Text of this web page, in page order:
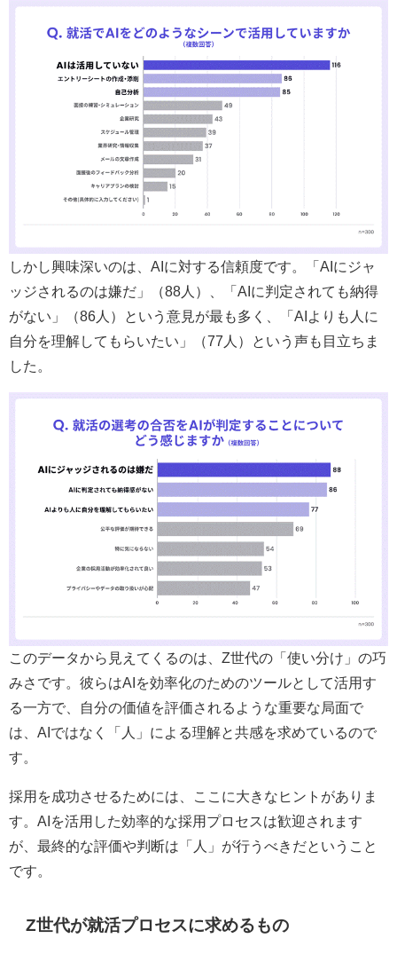
しかし興味深いのは、AIに対する信頼度です。「AIにジャ
ッジされるのは嫌だ」（88人）、「AIに判定されても納得
がない」（86人）という意見が最も多く、「AIよりも人に
自分を理解してもらいたい」（77人）という声も目立ちま
した。
このデータから見えてくるのは、Z世代の「使い分け」の巧
みさです。彼らはAIを効率化のためのツールとして活用す
る一方で、自分の価値を評価されるような重要な局面で
は、AIではなく「人」による理解と共感を求めているので
す。
採用を成功させるためには、ここに大きなヒントがありま
す。AIを活用した効率的な採用プロセスは歓迎されます
が、最終的な評価や判断は「人」が行うべきだということ
です。
Z世代が就活プロセスに求めるもの